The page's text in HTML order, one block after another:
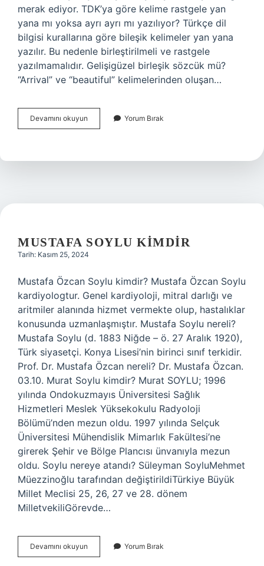
merak ediyor. TDK’ya göre kelime rastgele yan
yana mı yoksa ayrı ayrı mı yazılıyor? Türkçe dil
bilgisi kurallarına göre bileşik kelimeler yan yana
yazılır. Bu nedenle birleştirilmeli ve rastgele
yazılmamalıdır. Gelişigüzel birleşik sözcük mü?
“Arrival” ve “beautiful” kelimelerinden oluşan…
Devamını okuyun Gelişigüzel
Kullanmak
Yorum Bırak
MUSTAFA SOYLU KIMDIR
Tarih: Kasım 25, 2024
Mustafa Özcan Soylu kimdir? Mustafa Özcan Soylu
kardiyologtur. Genel kardiyoloji, mitral darlığı ve
aritmiler alanında hizmet vermekte olup, hastalıklar
konusunda uzmanlaşmıştır. Mustafa Soylu nereli?
Mustafa Soylu (d. 1883 Niğde – ö. 27 Aralık 1920),
Türk siyasetçi. Konya Lisesi’nin birinci sınıf terkidir.
Prof. Dr. Mustafa Özcan nereli? Dr. Mustafa Özcan.
03.10. Murat Soylu kimdir? Murat SOYLU; 1996
yılında Ondokuzmayıs Üniversitesi Sağlık
Hizmetleri Meslek Yüksekokulu Radyoloji
Bölümü’nden mezun oldu. 1997 yılında Selçuk
Üniversitesi Mühendislik Mimarlık Fakültesi’ne
girerek Şehir ve Bölge Plancısı ünvanıyla mezun
oldu. Soylu nereye atandı? Süleyman SoyluMehmet
Müezzinoğlu tarafından değiştirildiTürkiye Büyük
Millet Meclisi 25, 26, 27 ve 28. dönem
MilletvekiliGörevde…
Devamını okuyun Mustafa
Soylu
Yorum Bırak